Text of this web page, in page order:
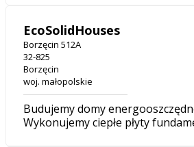
EcoSolidHouses
Borzęcin 512A
32-825
Borzęcin
woj. małopolskie
Budujemy domy
Wykonujemy ciepłe płyty